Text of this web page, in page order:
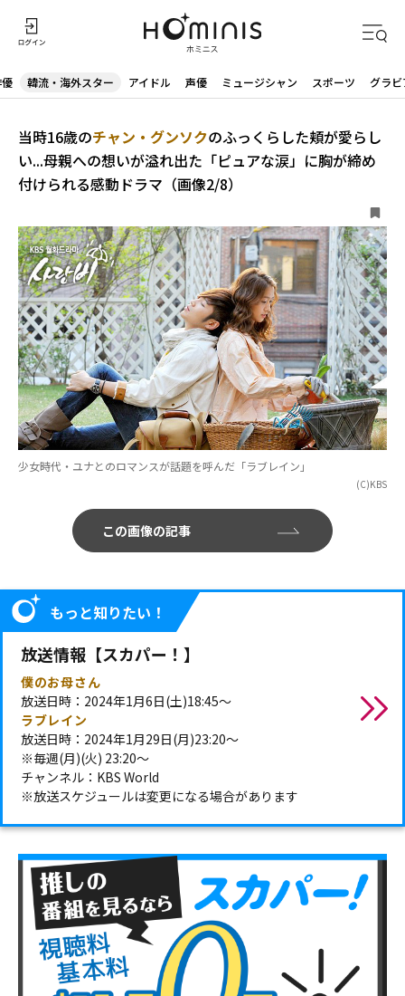
韓流・海外スター アイドル 声優 ミュージシャン スポーツ グラビ
当時16歳のチャン・グンソクのふっくらした頬が愛らし
い...母親への想いが溢れ出た「ピュアな涙」に胸が締め
付けられる感動ドラマ（画像2/8）
少女時代・ユナとのロマンスが話題を呼んだ「ラブレイン」
(C)KBS
この画像の記事
もっと知りたい！
放送情報【スカパー！】
僕のお母さん
放送日時：2024年1月6日(土)18:45～
ラブレイン
放送日時：2024年1月29日(月)23:20～
※毎週(月)(火) 23:20～
チャンネル：KBS World
※放送スケジュールは変更になる場合があります